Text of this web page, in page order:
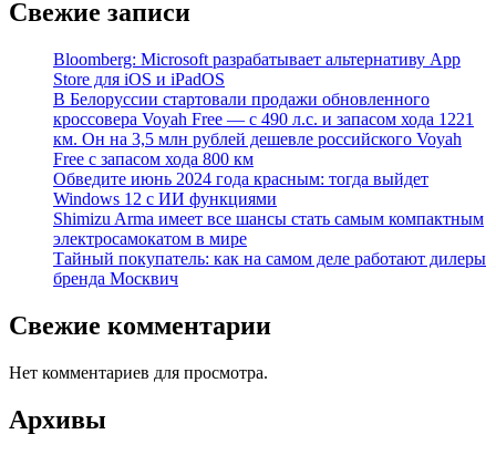
Свежие записи
Bloomberg: Microsoft разрабатывает альтернативу App
Store для iOS и iPadOS
В Белоруссии стартовали продажи обновленного
кроссовера Voyah Free — с 490 л.с. и запасом хода 1221
км. Он на 3,5 млн рублей дешевле российского Voyah
Free с запасом хода 800 км
Обведите июнь 2024 года красным: тогда выйдет
Windows 12 с ИИ функциями
Shimizu Arma имеет все шансы стать самым компактным
электросамокатом в мире
Тайный покупатель: как на самом деле работают дилеры
бренда Москвич
Свежие комментарии
Нет комментариев для просмотра.
Архивы